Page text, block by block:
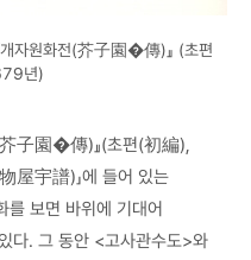
자원화전(芥子園�傳)』 (초편
년)
芥子園�傳)』(초편(初編),
屋宇譜)」에 들어 있는
보면 바위에 기대어
다. 그 동안 <고사관수도>와